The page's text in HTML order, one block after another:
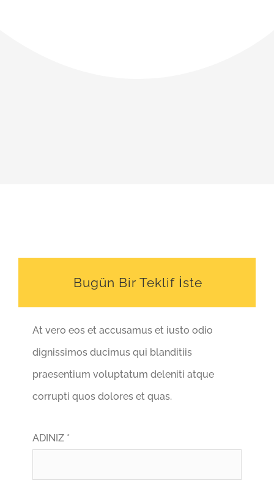
Bugün Bir Teklif İste
At vero eos et accusamus et iusto odio
dignissimos ducimus qui blanditiis
praesentium voluptatum deleniti atque
corrupti quos dolores et quas.
ADINIZ *